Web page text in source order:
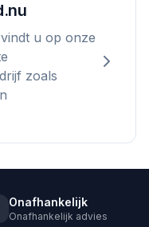
u op onze
zoals
Onafhankelijk
Onafhankelijk advies